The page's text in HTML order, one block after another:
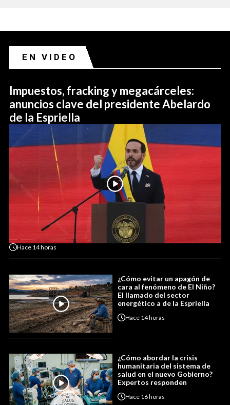
EN VIDEO
Impuestos, fracking y megacárceles:
anuncios clave del presidente Abelardo
de la Espriella
Hace 14 horas
¿Cómo evitar un apagón de
cara al fenómeno de El Niño?
El llamado del sector
energético a de la Espriella
Hace 14 horas
¿Cómo abordar la crisis
humanitaria del sistema de
salud en el nuevo Gobierno?
Expertos responden
Hace 16 horas